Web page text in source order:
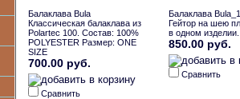
Балаклава Bula
Классическая балаклава из
Polartec 100. Состав: 100%
POLYESTER Размер: ONE
SIZE
700.00 руб.
Сравнить
Балаклава Bula_1
Гейтор на шею
в одном изделии.
850.00 руб.
Сравнить